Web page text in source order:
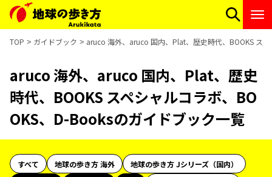
TOP ガイドブック aruco 海外、aruco 国内、Plat、歴史時代、BOOKS ス
aruco 海外、aruco 国内、Plat、歴史
時代、BOOKS スペシャルコラボ、BO
OKS、D-Booksのガイドブック一覧
すべて 地球の歩き方 海外
地球の歩き方 Jシリーズ（国内）